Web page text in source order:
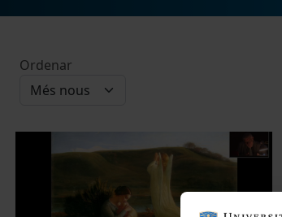
Ordenar